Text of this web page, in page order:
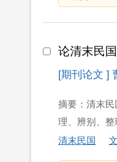
论清末民
[期刊论文 ]
摘要：清末
理、辨别、
清末民国